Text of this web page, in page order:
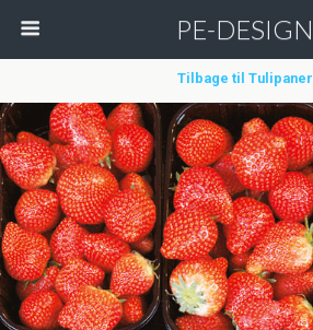
PE-DESIGN
Tilbage til Tulipaner